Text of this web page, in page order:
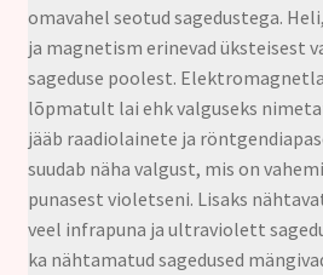
omavahel seotud sagedustega.
ja magnetism erinevad üksteisest
sageduse poolest.
lõpmatult lai ehk valguseks
jääb raadiolainete ja
suudab näha valgust, mis on
punasest violetseni. Lisaks
veel infrapuna ja ultraviolett
ka nähtamatud sagedused